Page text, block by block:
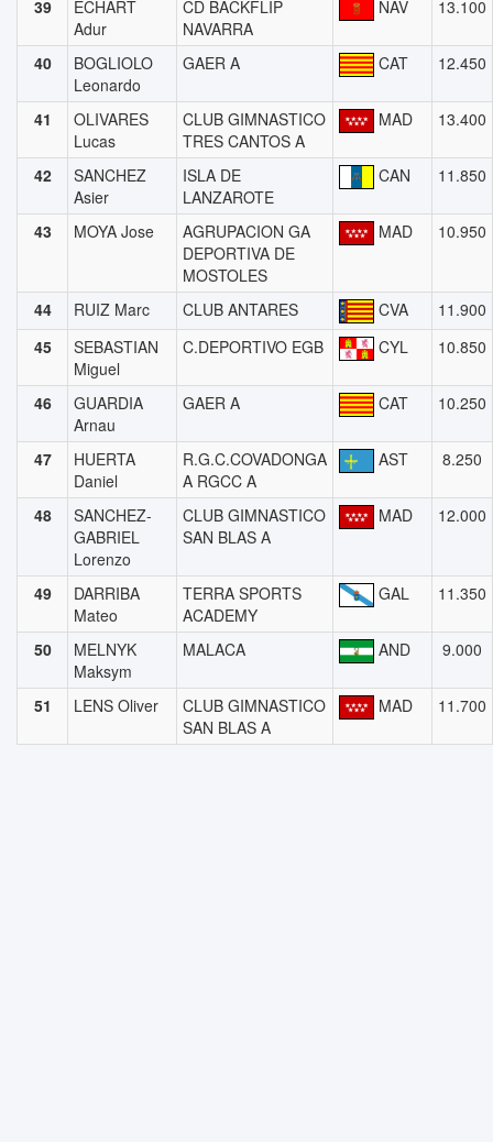
39
ECHART
Adur
CD BACKFLIP
NAVARRA
NAV 13.100
40
BOGLIOLO
Leonardo
GAER A CAT 12.450
41
OLIVARES
Lucas
CLUB GIMNASTICO
TRES CANTOS A
MAD 13.400
42
SANCHEZ
Asier
ISLA DE
LANZAROTE
CAN 11.850
43 MOYA Jose
AGRUPACION GA
DEPORTIVA DE
MOSTOLES
MAD 10.950
44 RUIZ Marc CLUB ANTARES CVA
11.900
45
SEBASTIAN
Miguel
C.DEPORTIVO EGB CYL 10.850
46
GUARDIA
Arnau
GAER A CAT 10.250
47
HUERTA
Daniel
R.G.C.COVADONGA
A RGCC A
AST 8.250
48
SANCHEZ-
GABRIEL
Lorenzo
CLUB GIMNASTICO
SAN BLAS A
MAD 12.000
49
DARRIBA
Mateo
TERRA SPORTS
ACADEMY
GAL 11.350
50
MELNYK
Maksym
MALACA AND 9.000
51 LENS Oliver
CLUB GIMNASTICO
SAN BLAS A
MAD 11.700